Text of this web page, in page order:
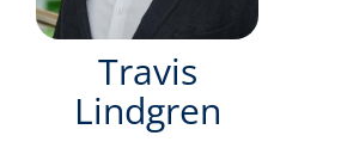
Travis
Lindgren